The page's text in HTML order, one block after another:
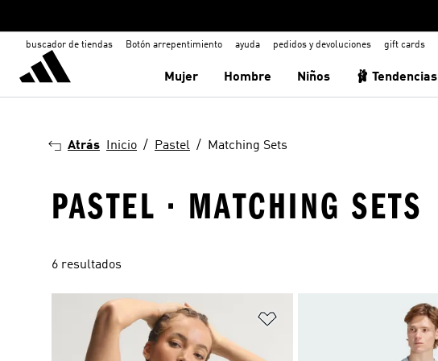
buscador de tiendas Botón arrepentimiento ayuda pedidos y devoluciones gift cards
Mujer Hombre Niños 🩰 Tendencias
Atrás Inicio Pastel Matching Sets
PASTEL · MATCHING SETS
6 resultados
Añadir a la lista de deseos